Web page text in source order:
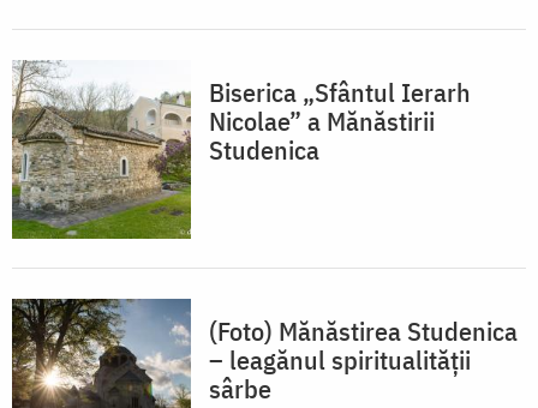
Biserica „Sfântul Ierarh
Nicolae” a Mănăstirii
Studenica
(Foto) Mănăstirea Studenica
– leagănul spiritualităţii
sârbe